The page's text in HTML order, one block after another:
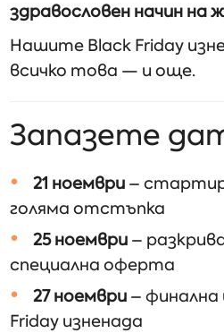
здравословен начин на
Нашите Black Friday
всичко това — и още.
Запазете
21 ноември –
голяма отстъпка
25 ноември –
специална оферта
27 ноември – финална
Friday изненада